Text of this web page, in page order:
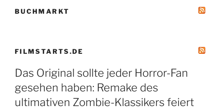
BUCHMARKT
FILMSTARTS.DE
Das Original sollte jeder Horror-Fan
gesehen haben: Remake des
ultimativen Zombie-Klassikers feiert